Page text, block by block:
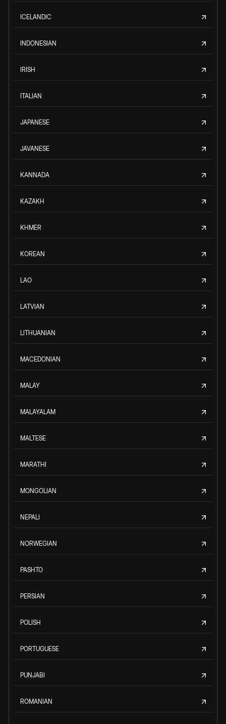
ICELANDIC
INDONESIAN
IRISH
ITALIAN
JAPANESE
JAVANESE
KANNADA
KAZAKH
KHMER
KOREAN
LAO
LATVIAN
LITHUANIAN
MACEDONIAN
MALAY
MALAYALAM
MALTESE
MARATHI
MONGOLIAN
NEPALI
NORWEGIAN
PASHTO
PERSIAN
POLISH
PORTUGUESE
PUNJABI
ROMANIAN